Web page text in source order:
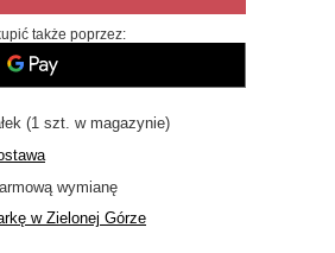
także poprzez:
(1 szt. w magazynie)
wymianę
w Zielonej Górze